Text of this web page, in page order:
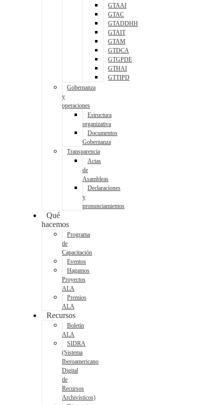
GTAAI
GTAC
GTADDHH
GTAIT
GTAM
GTDCA
GTGPDE
GTHAI
GTTIPD
Gobernanza
y
operaciones
Estructura
organizativa
Documentos
Gobernanza
Transparencia
Actas
de
Asambleas
Declaraciones
y
pronunciamientos
Qué
hacemos
Programa
de
Capacitación
Eventos
Hagamos
Proyectos
ALA
Premios
ALA
Recursos
Boletín
ALA
SIDRA
(Sistema
Iberoamericano
Digital
de
Recursos
Archivísticos)